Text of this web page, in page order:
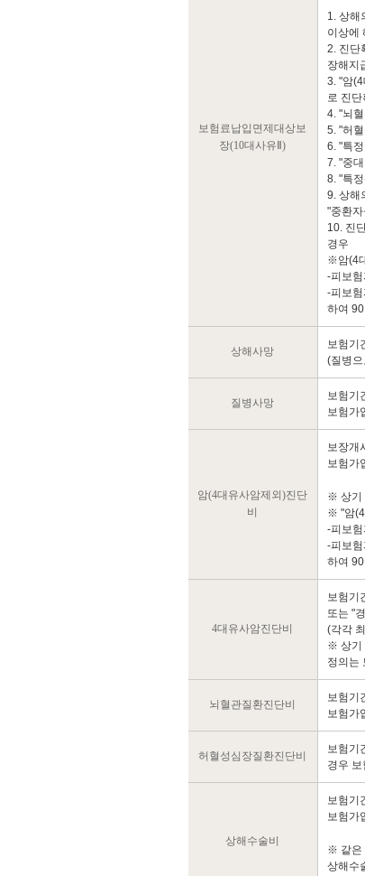
보험료납입면제대상보
장(10대사유Ⅱ)
1. 상해
이상에
2. 진단
장해지
3. "암
로 진
4. "뇌
5. "허
6. "특
7. "중
8. "특
9. 상해
"중환
10. 진
경우
※암(4
-피보
-피보
하여
상해사망
보험기
(질병
질병사망
보험기
보험가
암(4대유사암제외)진단
비
보장개
보험가
※ 상기
※ "암(4
-피보
-피보
하여
4대유사암진단비
보험기
또는 "
(각각
※ 상기
정의는
뇌혈관질환진단비
보험기
보험가
허혈성심장질환진단비
보험기
경우
상해수술비
보험기
보험가
※ 같은
상해수